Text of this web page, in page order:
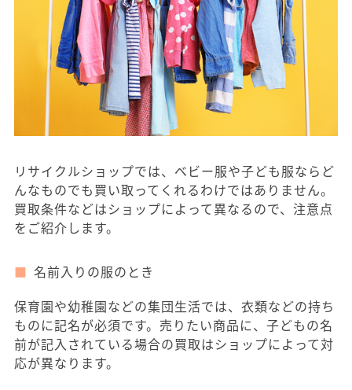
リサイクルショップでは、ベビー服や子ども服ならど
んなものでも買い取ってくれるわけではありません。
買取条件などはショップによって異なるので、注意点
をご紹介します。
名前入りの服のとき
保育園や幼稚園などの集団生活では、衣類などの持ち
ものに記名が必須です。売りたい商品に、子どもの名
前が記入されている場合の買取はショップによって対
応が異なります。